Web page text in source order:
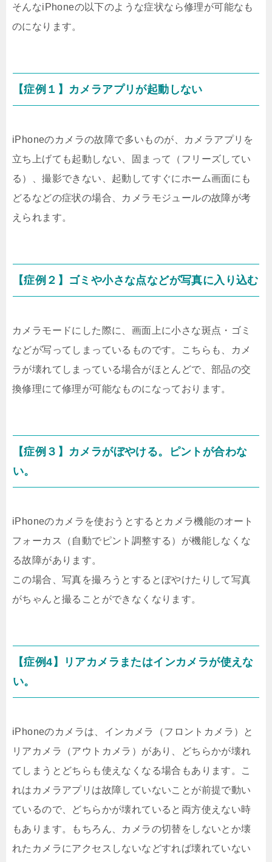
そんなiPhoneの以下のような症状なら修理が可能なも
のになります。
【症例１】カメラアプリが起動しない
iPhoneのカメラの故障で多いものが、カメラアプリを
立ち上げても起動しない、固まって（フリーズしてい
る）、撮影できない、起動してすぐにホーム画面にも
どるなどの症状の場合、カメラモジュールの故障が考
えられます。
【症例２】ゴミや小さな点などが写真に入り込む
カメラモードにした際に、画面上に小さな斑点・ゴミ
などが写ってしまっているものです。こちらも、カメ
ラが壊れてしまっている場合がほとんどで、部品の交
換修理にて修理が可能なものになっております。
【症例３】カメラがぼやける。ピントが合わな
い。
iPhoneのカメラを使おうとするとカメラ機能のオート
フォーカス（自動でピント調整する）が機能しなくな
る故障があります。
この場合、写真を撮ろうとするとぼやけたりして写真
がちゃんと撮ることができなくなります。
【症例4】リアカメラまたはインカメラが使えな
い。
iPhoneのカメラは、インカメラ（フロントカメラ）と
リアカメラ（アウトカメラ）があり、どちらかが壊れ
てしまうとどちらも使えなくなる場合もあります。こ
れはカメラアプリは故障していないことが前提で動い
ているので、どちらかが壊れていると両方使えない時
もあります。もちろん、カメラの切替をしないとか壊
れたカメラにアクセスしないなどすれば壊れていない